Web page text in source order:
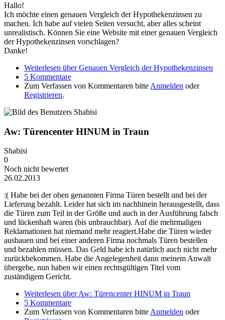
Hallo!
Ich möchte einen genauen Vergleich der Hypothekenzinsen zu
machen. Ich habe auf vielen Seiten versucht, aber alles scheint
unrealistisch. Können Sie eine Website mit einer genauen Vergleich
der Hypothekenzinsen vorschlagen?
Danke!
Weiterlesen über Genauen Vergleich der Hypothekenzinsen
5 Kommentare
Zum Verfassen von Kommentaren bitte Anmelden oder
Registrieren.
Aw: Türencenter HINUM in Traun
Shabisi
0
Noch nicht bewertet
26.02.2013
:( Habe bei der oben genannten Firma Türen bestellt und bei der
Lieferung bezahlt. Leider hat sich im nachhinein herausgestellt, dass
die Türen zum Teil in der Größe und auch in der Ausführung falsch
und lückenhaft waren (bis unbrauchbar). Auf die mehrmaligen
Reklamationen hat niemand mehr reagiert.Habe die Türen wieder
ausbauen und bei einer anderen Firma nochmals Türen bestellen
und bezahlen müssen. Das Geld habe ich natürlich auch nicht mehr
zurückbekommen. Habe die Angelegenheit dann meinem Anwalt
übergebe, nun haben wir einen rechtsgültigen Titel vom
zuständigem Gericht.
Weiterlesen über Aw: Türencenter HINUM in Traun
5 Kommentare
Zum Verfassen von Kommentaren bitte Anmelden oder